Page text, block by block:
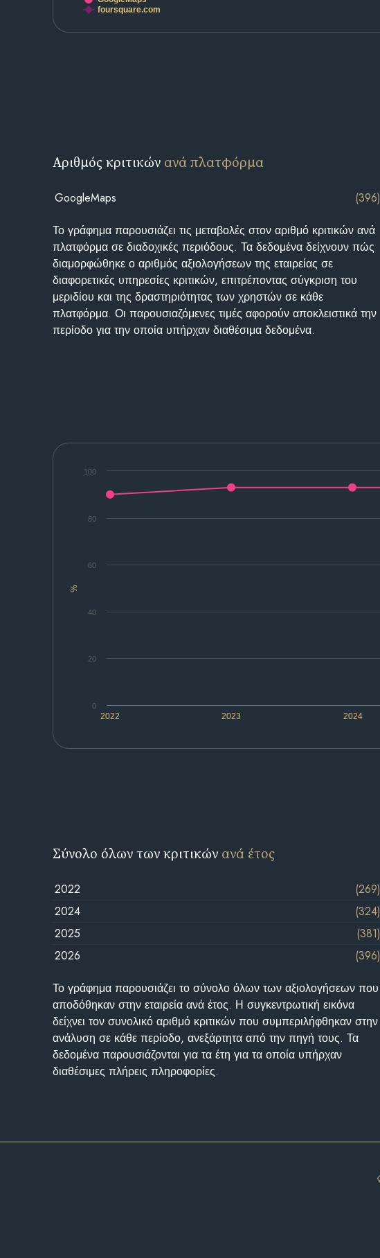
foursquare.com
Αριθμός κριτικών ανά πλατφόρμα
GoogleMaps (396)
Το γράφημα παρουσιάζει τις μεταβολές στον αριθμό κριτικών ανά
πλατφόρμα σε διαδοχικές περιόδους. Τα δεδομένα δείχνουν πώς
διαμορφώθηκε ο αριθμός αξιολογήσεων της εταιρείας σε
διαφορετικές υπηρεσίες κριτικών, επιτρέποντας σύγκριση του
μεριδίου και της δραστηριότητας των χρηστών σε κάθε
πλατφόρμα. Οι παρουσιαζόμενες τιμές αφορούν αποκλειστικά την
περίοδο για την οποία υπήρχαν διαθέσιμα δεδομένα.
%
2022 2023 2024
0
20
40
60
80
100
Σύνολο όλων των κριτικών ανά έτος
2022
(269)
2024
(324)
2025
(381)
2026
(396)
Το γράφημα παρουσιάζει το σύνολο όλων των αξιολογήσεων που
αποδόθηκαν στην εταιρεία ανά έτος. Η συγκεντρωτική εικόνα
δείχνει τον συνολικό αριθμό κριτικών που συμπεριλήφθηκαν στην
ανάλυση σε κάθε περίοδο, ανεξάρτητα από την πηγή τους. Τα
δεδομένα παρουσιάζονται για τα έτη για τα οποία υπήρχαν
διαθέσιμες πλήρεις πληροφορίες.